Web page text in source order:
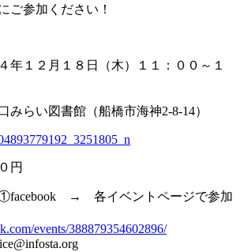
ご参加ください！
年１２月１８日（木）１１：００～１
みらい図書館（船橋市海神2-8-14）
円
→ 各イベントページで参加
events/388879354602896/